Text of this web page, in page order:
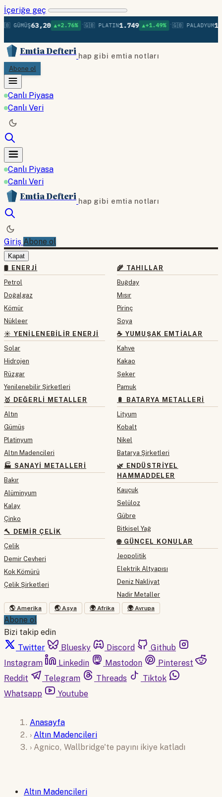
İçeriğe geç
GÜMÜŞ63,20 ▲+2.76% •🇬🇧 PLATIN1.749 ▲+1.49% •🇬🇧 PALADYUM
Emtia Defteri hap gibi emtia notları
Abone ol
Canlı Piyasa
Canlı Veri
Canlı Piyasa
Canlı Veri
Emtia Defteri hap gibi emtia notları
Giriş Abone ol
Kapat
🛢 ENERJI
Petrol
Doğalgaz
Kömür
Nükleer
☀️ YENILENEBILIR ENERJI
Solar
Hidrojen
Rüzgar
Yenilenebilir Şirketleri
🥇 DEĞERLI METALLER
Altın
Gümüş
Platinyum
Altın Madencileri
🏭 SANAYI METALLERI
Bakır
Alüminyum
Kalay
Çinko
🔨 DEMIR ÇELIK
Çelik
Demir Cevheri
Kok Kömürü
Çelik Şirketleri
🌾 TAHILLAR
Buğday
Mısır
Pirinç
Soya
☕ YUMUŞAK EMTIALAR
Kahve
Kakao
Şeker
Pamuk
🔋 BATARYA METALLERI
Lityum
Kobalt
Nikel
Batarya Şirketleri
🌿 ENDÜSTRIYEL
HAMMADDELER
Kauçuk
Selüloz
Gübre
Bitkisel Yağ
🌐 GÜNCEL KONULAR
Jeopolitik
Elektrik Altyapısı
Deniz Nakliyat
Nadir Metaller
🌎 Amerika 🌏 Asya 🌍 Afrika 🌍 Avrupa
Abone ol
Bizi takip edin
Twitter
Bluesky Discord
Github
Instagram
Linkedin Mastodon
Pinterest
Reddit
Telegram Threads
Tiktok
Whatsapp
Youtube
Anasayfa
› Altın Madencileri
› Agnico, Wallbridge'te payını ikiye katladı
Altın Madencileri